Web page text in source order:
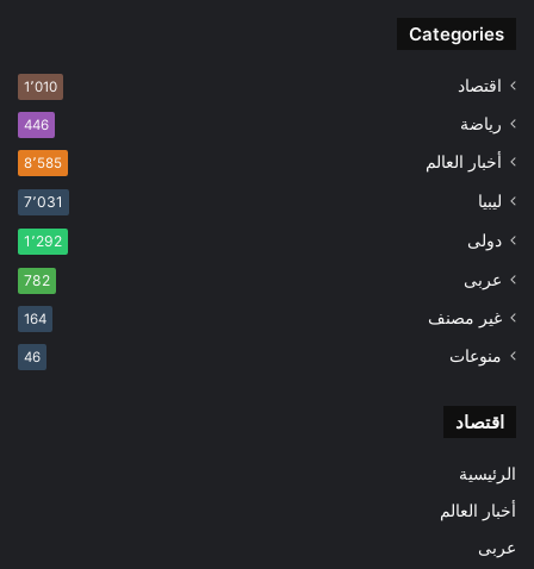
Categories
اقتصاد 1٬010
رياضة 446
أخبار العالم 8٬585
ليبيا 7٬031
دولى 1٬292
عربى 782
غير مصنف 164
منوعات 46
اقتصاد
الرئيسية
أخبار العالم
عربى